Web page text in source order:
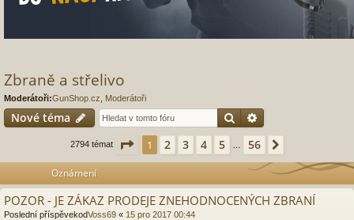
Zbraně a střelivo
Moderátoři:GunShop.cz Moderátoři
Nové téma Hledat
2794 témat Stránka 1z 56
1 2 3 4 5 56
Oznámení
POZOR - JE ZÁKAZ PRODEJE ZNEHODNOCENÝCH ZBRANÍ
Poslední příspěvekodVoss69 « 15 pro 2017 00:44